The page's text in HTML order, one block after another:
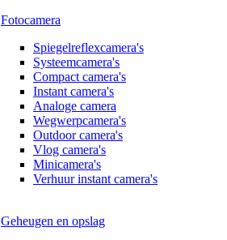
Fotocamera
Spiegelreflexcamera's
Systeemcamera's
Compact camera's
Instant camera's
Analoge camera
Wegwerpcamera's
Outdoor camera's
Vlog camera's
Minicamera's
Verhuur instant camera's
Geheugen en opslag